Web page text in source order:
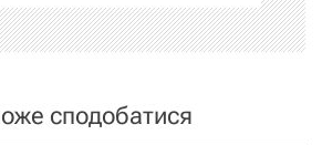
сподобатися